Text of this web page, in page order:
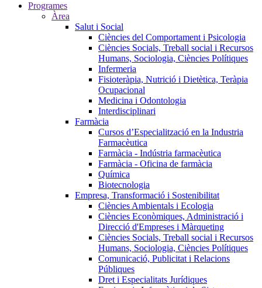
Programes
Àrea
Salut i Social
Ciències del Comportament i Psicologia
Ciències Socials, Treball social i Recursos
Humans, Sociologia, Ciències Polítiques
Infermeria
Fisioteràpia, Nutrició i Dietètica, Teràpia
Ocupacional
Medicina i Odontologia
Interdisciplinari
Farmàcia
Cursos d’Especialització en la Industria
Farmacèutica
Farmàcia - Indústria farmacèutica
Farmàcia - Oficina de farmàcia
Química
Biotecnologia
Empresa, Transformació i Sostenibilitat
Ciències Ambientals i Ecologia
Ciències Econòmiques, Administració i
Direcció d'Empreses i Màrqueting
Ciències Socials, Treball social i Recursos
Humans, Sociologia, Ciències Polítiques
Comunicació, Publicitat i Relacions
Públiques
Dret i Especialitats Jurídiques